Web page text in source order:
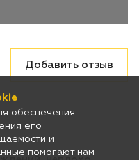
обеспечения
его
и
помогают нам